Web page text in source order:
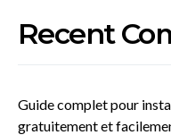
Recent
Guide complet pour
gratuitement et